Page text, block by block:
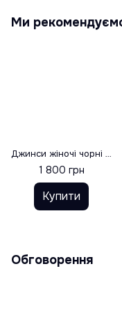
Ми
Джинси жіночі чорні MOM релакс, розмір 34
1 800 грн
Купити
Обговорення